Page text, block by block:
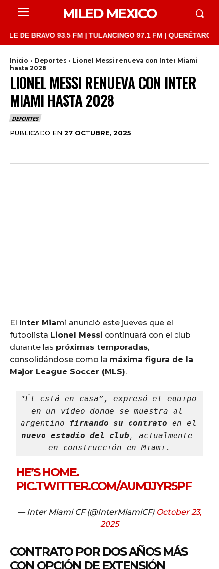
MILED MEXICO
BRAVO 93.5 FM | TULANCINGO 97.1 FM | QUERÉTARO
Inicio Deportes
Lionel Messi renueva con Inter Miami
hasta 2028
LIONEL MESSI RENUEVA CON INTER
MIAMI HASTA 2028
DEPORTES
PUBLICADO EN 27 OCTUBRE, 2025
El Inter Miami anunció este jueves que el
futbolista Lionel Messi continuará con el club
durante las próximas temporadas,
consolidándose como la máxima figura de la
Major League Soccer (MLS).
“Él está en casa”, expresó el equipo
en un video donde se muestra al
argentino firmando su contrato
nuevo estadio del club , actualmente
en construcción en Miami.
HE’S HOME.
PIC.TWITTER.COM/AUMJJYR5PF
— Inter Miami CF (@InterMiamiCF) October 23,
2025
CONTRATO POR DOS AÑOS MÁS
CON OPCIÓN DE EXTENSIÓN